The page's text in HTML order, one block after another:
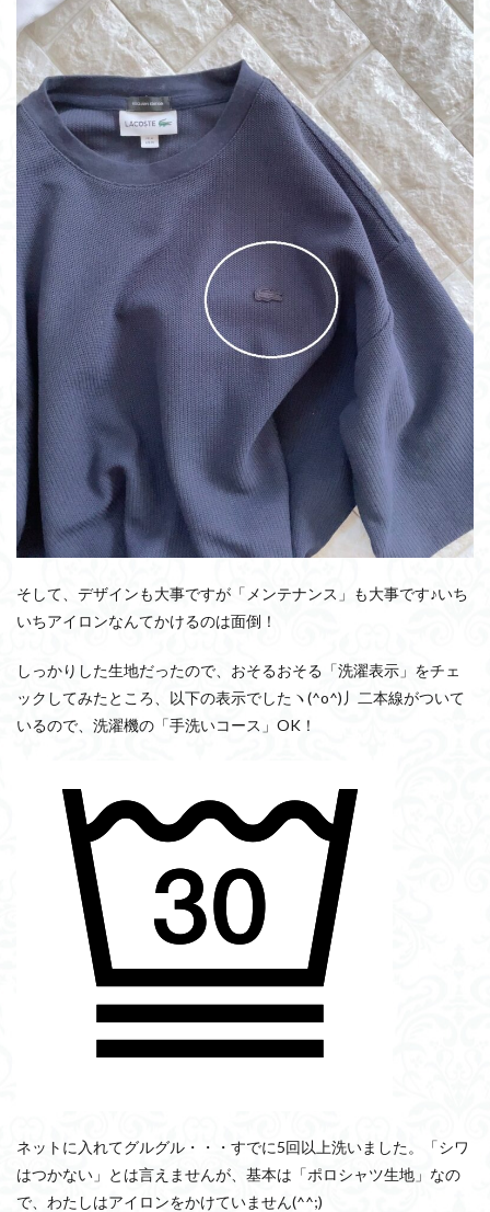
そして、デザインも大事ですが「メンテナンス」も大事です♪いち
いちアイロンなんてかけるのは面倒！
しっかりした生地だったので、おそるおそる「洗濯表示」をチェ
ックしてみたところ、以下の表示でしたヽ(^o^)丿二本線がついて
いるので、洗濯機の「手洗いコース」OK！
ネットに入れてグルグル・・・すでに5回以上洗いました。「シワ
はつかない」とは言えませんが、基本は「ポロシャツ生地」なの
で、わたしはアイロンをかけていません(^^;)